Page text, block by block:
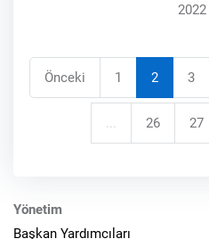
2022
Önceki 1 2 3
... 26 27
Yönetim
Başkan Yardımcıları